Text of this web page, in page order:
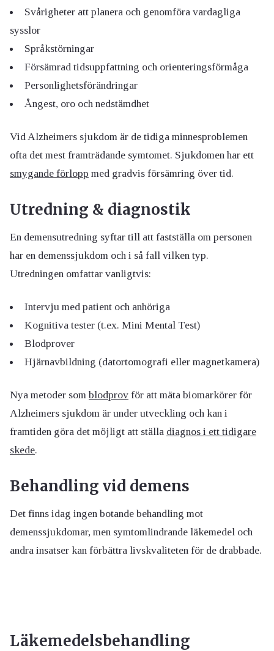
Svårigheter att planera och genomföra vardagliga
sysslor
Språkstörningar
Försämrad tidsuppfattning och orienteringsförmåga
Personlighetsförändringar
Ångest, oro och nedstämdhet
Vid Alzheimers sjukdom är de tidiga minnesproblemen
ofta det mest framträdande symtomet. Sjukdomen har ett
smygande förlopp med gradvis försämring över tid.
Utredning & diagnostik
En demensutredning syftar till att fastställa om personen
har en demenssjukdom och i så fall vilken typ.
Utredningen omfattar vanligtvis:
Intervju med patient och anhöriga
Kognitiva tester (t.ex. Mini Mental Test)
Blodprover
Hjärnavbildning (datortomografi eller magnetkamera)
Nya metoder som blodprov för att mäta biomarkörer för
Alzheimers sjukdom är under utveckling och kan i
framtiden göra det möjligt att ställa diagnos i ett tidigare
skede.
Behandling vid demens
Det finns idag ingen botande behandling mot
demenssjukdomar, men symtomlindrande läkemedel och
andra insatser kan förbättra livskvaliteten för de drabbade.
Läkemedelsbehandling